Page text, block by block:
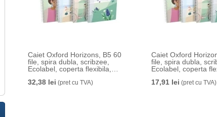
Caiet Oxford Horizons, B5 60
file, spira dubla, scribzee,
Ecolabel, coperta flexibila,
dictando, diverse modele
32,38 lei (pret cu TVA)
Caiet Oxford
file, spira dubla,
Ecolabel, coperta
patratele, diverse
17,91 lei (pret cu TVA)